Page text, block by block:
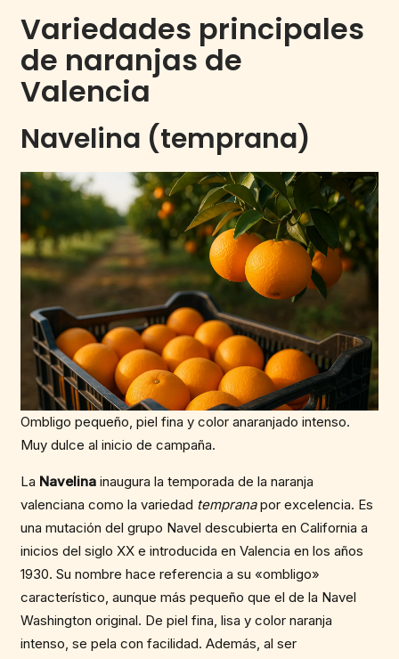
Variedades principales
de naranjas de
Valencia
Navelina (temprana)
Ombligo pequeño, piel fina y color anaranjado intenso.
Muy dulce al inicio de campaña.
La Navelina inaugura la temporada de la naranja
valenciana como la variedad tempranapor excelencia. Es
una mutación del grupo Navel descubierta en California a
inicios del siglo XX e introducida en Valencia en los años
1930. Su nombre hace referencia a su «ombligo»
característico, aunque más pequeño que el de la Navel
Washington original. De piel fina, lisa y color naranja
intenso, se pela con facilidad. Además, al ser